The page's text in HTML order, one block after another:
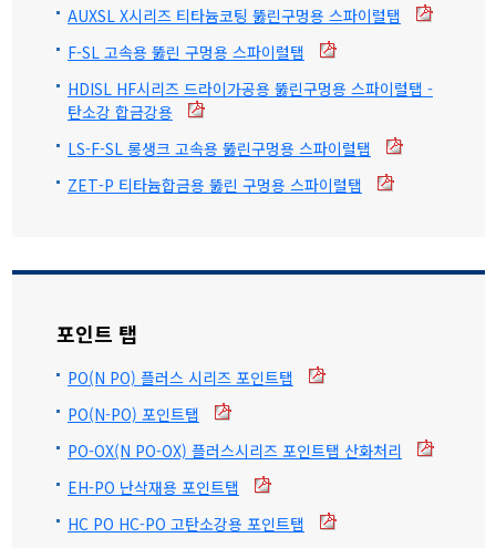
AUXSL X시리즈 티타늄코팅 뚫린구멍용 스파이럴탭
F-SL 고속용 뚫린 구멍용 스파이럴탭
HDISL HF시리즈 드라이가공용 뚫린구멍용 스파이럴탭 -
탄소강 합금강용
LS-F-SL 롱생크 고속용 뚫린구멍용 스파이럴탭
ZET-P 티타늄합금용 뚫린 구멍용 스파이럴탭
포인트 탭
PO(N PO) 플러스 시리즈 포인트탭
PO(N-PO) 포인트탭
PO-OX(N PO-OX) 플러스시리즈 포인트탭 산화처리
EH-PO 난삭재용 포인트탭
HC PO HC-PO 고탄소강용 포인트탭